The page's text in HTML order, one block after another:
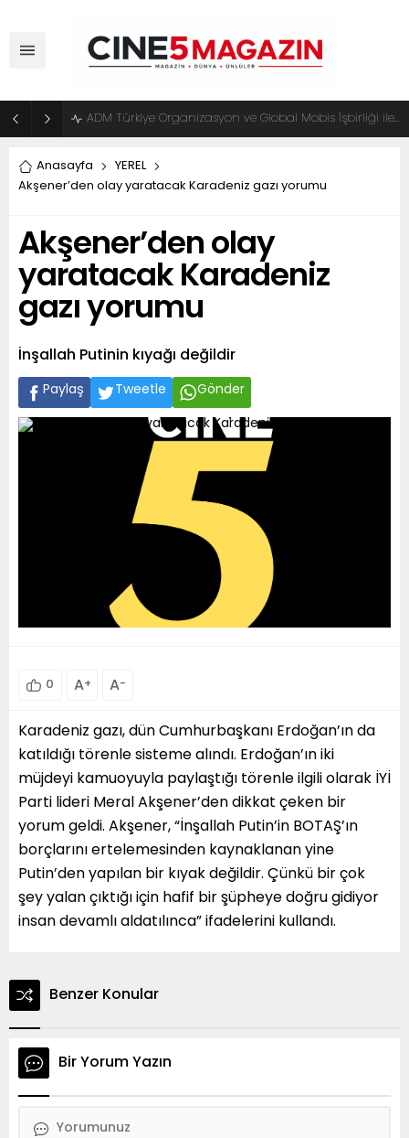
ADM Türkiye Organizasyon ve Global Mobis İşbirliği ile Halka Açık Motosiklet Festivali
Anasayfa
YEREL
Akşener’den olay yaratacak Karadeniz gazı yorumu
Akşener’den olay
yaratacak Karadeniz
gazı yorumu
İnşallah Putinin kıyağı değildir
Paylaş Tweetle Gönder
0 A+ A-
Karadeniz gazı, dün Cumhurbaşkanı Erdoğan’ın da
katıldığı törenle sisteme alındı. Erdoğan’ın iki
müjdeyi kamuoyuyla paylaştığı törenle ilgili olarak İYİ
Parti lideri Meral Akşener’den dikkat çeken bir
yorum geldi. Akşener, “İnşallah Putin’in BOTAŞ’ın
borçlarını ertelemesinden kaynaklanan yine
Putin’den yapılan bir kıyak değildir. Çünkü bir çok
şey yalan çıktığı için hafif bir şüpheye doğru gidiyor
insan devamlı aldatılınca” ifadelerini kullandı.
Benzer Konular
Bir Yorum Yazın